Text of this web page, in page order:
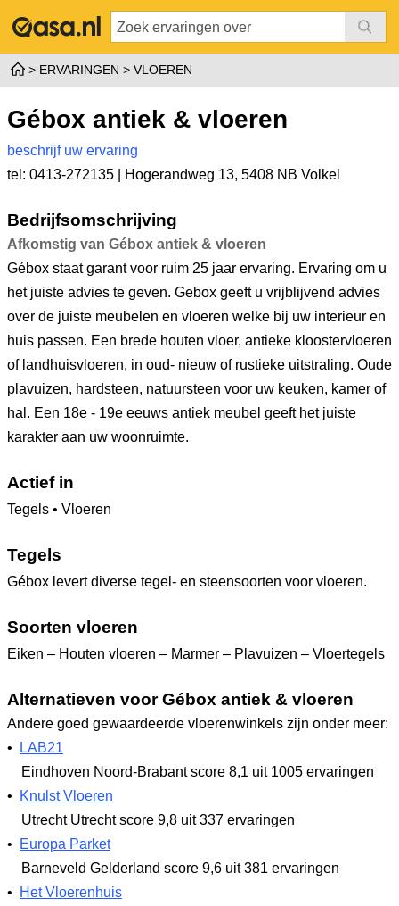
ERVARINGEN VLOEREN
Gébox antiek & vloeren
beschrijf uw ervaring
tel: 0413-272135 |
Hogerandweg 13, 5408 NB Volkel
Bedrijfsomschrijving
Afkomstig van Gébox antiek & vloeren
Gébox staat garant voor ruim 25 jaar ervaring. Ervaring om u
het juiste advies te geven. Gebox geeft u vrijblijvend advies
over de juiste meubelen en vloeren welke bij uw interieur en
huis passen. Een brede houten vloer, antieke kloostervloeren
of landhuisvloeren, in oud- nieuw of rustieke uitstraling. Oude
plavuizen, hardsteen, natuursteen voor uw keuken, kamer of
hal. Een 18e - 19e eeuws antiek meubel geeft het juiste
karakter aan uw woonruimte.
Actief in
Tegels • Vloeren
Tegels
Gébox levert diverse tegel- en steensoorten voor vloeren.
Soorten vloeren
Eiken – Houten vloeren – Marmer – Plavuizen – Vloertegels
Alternatieven voor Gébox antiek & vloeren
Andere goed gewaardeerde vloerenwinkels zijn onder meer:
•
LAB21
Eindhoven Noord-Brabantscore 8,1 uit 1005 ervaringen
•
Knulst Vloeren
Utrecht Utrechtscore 9,8 uit 337 ervaringen
•
Europa Parket
Barneveld Gelderland score 9,6 uit 381 ervaringen
•
Het Vloerenhuis